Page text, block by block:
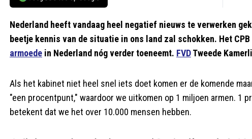
Nederland heeft vandaag heel negatief nieuws te verwerken
beetje kennis van de situatie in ons land zal schokken. Het
armoede in Nederland nóg verder toeneemt. FVDTweede
Als het kabinet niet heel snel iets doet komen er de komende
"een procentpunt," waardoor we uitkomen op 1 miljoen armen. 1
betekent dat we het over 10.000 mensen hebben.